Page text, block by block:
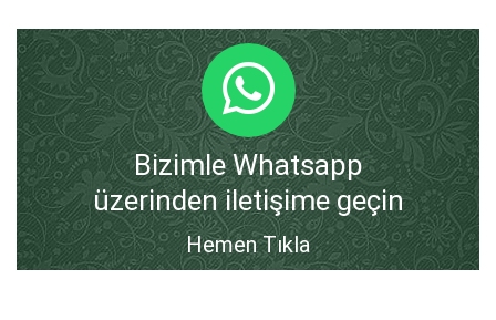
Bizimle Whatsapp
üzerinden iletişime geçin
Hemen Tıkla